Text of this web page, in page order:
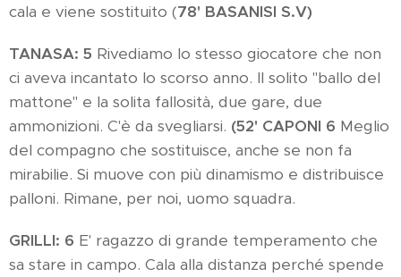
cala e viene sostituito (78' BASANISI S.V)
TANASA: 5 Rivediamo lo stesso giocatore che non
ci aveva incantato lo scorso anno. Il solito "ballo del
mattone" e la solita fallosità, due gare, due
ammonizioni. C'è da svegliarsi. (52' CAPONI 6 Meglio
del compagno che sostituisce, anche se non fa
mirabilie. Si muove con più dinamismo e distribuisce
palloni. Rimane, per noi, uomo squadra.
GRILLI: 6 E' ragazzo di grande temperamento che
sa stare in campo. Cala alla distanza perché spende